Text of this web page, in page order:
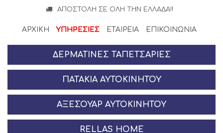
ΑΠΟΣΤΟΛΉ ΣΕ ΌΛΗ ΤΗΝ ΕΛΛΆΔΑ!!
ΑΡΧΙΚΗ ΥΠΗΡΕΣΙΕΣ ΕΤΑΙΡΕΊΑ ΕΠΙΚΟΙΝΩΝΊΑ
ΔΕΡΜΆΤΙΝΕΣ ΤΑΠΕΤΣΑΡΊΕΣ
ΠΑΤΆΚΙΑ ΑΥΤΟΚΙΝΉΤΟΥ
ΑΞΕΣΟΥΆΡ ΑΥΤΟΚΙΝΉΤΟΥ
RELLAS HOME